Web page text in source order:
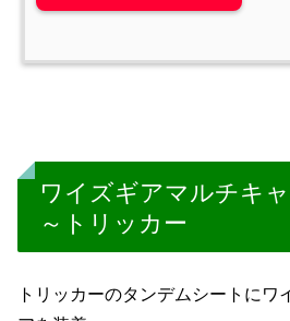
ワイズギアマルチキ
～トリッカー
トリッカーのタンデムシートにワ